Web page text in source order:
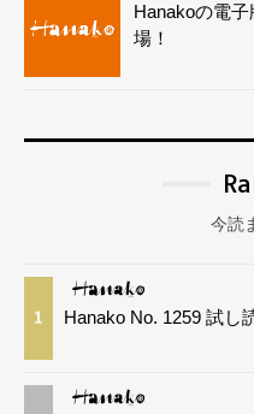
Hanakoの電
場！
今読
1 Hanako No. 1259 試し